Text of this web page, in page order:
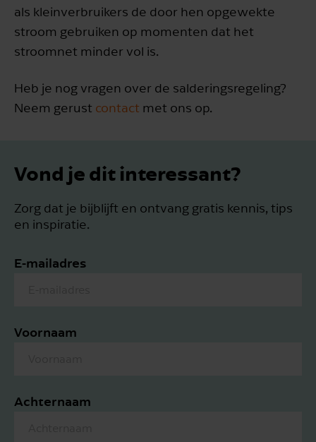
als kleinverbruikers de door hen opgewekte
stroom gebruiken op momenten dat het
stroomnet minder vol is.
Heb je nog vragen over de salderingsregeling?
Neem gerust contact met ons op.
Vond je dit interessant?
Zorg dat je bijblijft en ontvang gratis kennis, tips
en inspiratie.
E-mailadres
Voornaam
Achternaam